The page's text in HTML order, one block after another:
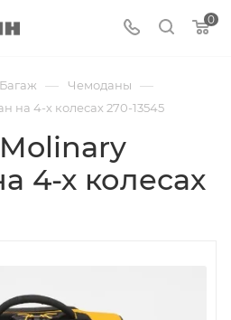
0
Багаж — Чемоданы —
на 4-х колесах 270-13545
4-х колесах